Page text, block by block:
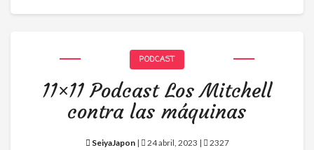
PODCAST
11×11 Podcast Los Mitchell
contra las máquinas
SeiyaJapon| 24 abril, 2023 | 2327